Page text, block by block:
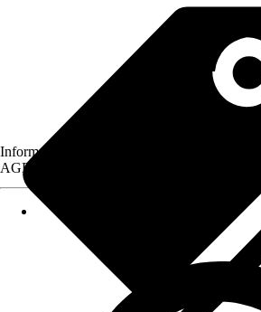
Informationen des Verkäufers, wie z. B.
AGB, finden Sie bei Klick auf den